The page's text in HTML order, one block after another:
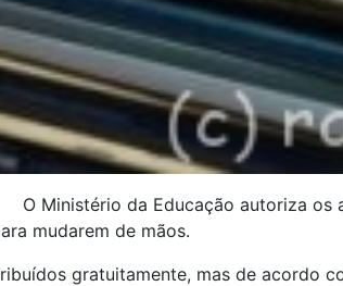
O Ministério da Educação autoriza os
mudarem de mãos.
gratuitamente, mas de acordo